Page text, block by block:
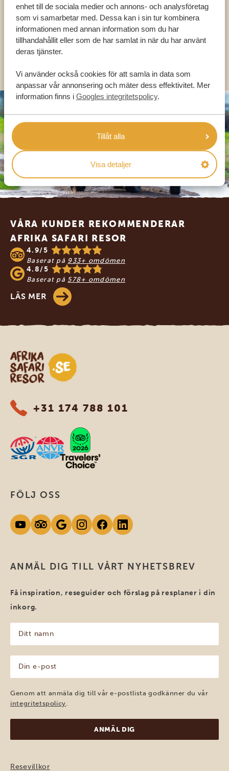
enhet till de sociala medier och annons- och analysföretag
som vi samarbetar med. Dessa kan i sin tur kombinera
informationen med annan information som du har
tillhandahållit eller som de har samlat in när du har använt
deras tjänster.
Vi använder också cookies för att samla in data som
anpassar vår annonsering och mäter dess effektivitet. Mer
information finns i Googles integritetspolicy.
Tillåt alla
Visa detaljer
SV:+31 174 788 101
Footer
VÅRA KUNDER REKOMMENDERAR
AFRIKA SAFARI RESOR
4.9/5
Baserat på 933+ omdömen
4.8/5
Baserat på 578+ omdömen
LÄS MER
Safari-resor i Afrika
+31 174 788 101
ANMÄL DIG TILL VÅRT NYHETSBREV
Få inspiration, reseguider och förslag på resplaner i din
inkorg.
namn
(Obligatoriskt)
post
(Obligatoriskt)
Genom att anmäla dig till vår e-postlista godkänner du vår
integritetspolicy
FÖLJ OSS
Resevillkor